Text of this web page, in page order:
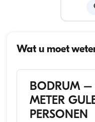
Wat u moet
BODRUM –
METER
PERSONEN